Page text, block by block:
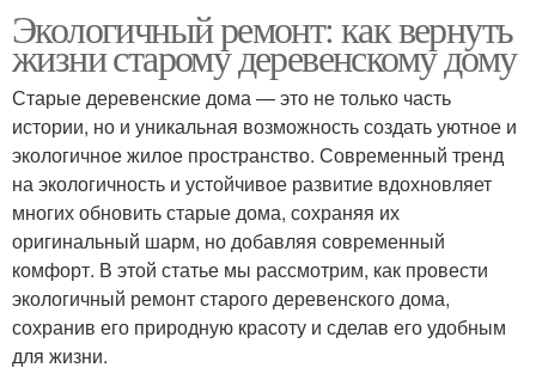
Экологичный ремонт: как вернуть
жизни старому деревенскому дому
Старые деревенские дома — это не только часть
истории, но и уникальная возможность создать уютное и
экологичное жилое пространство. Современный тренд
на экологичность и устойчивое развитие вдохновляет
многих обновить старые дома, сохраняя их
оригинальный шарм, но добавляя современный
комфорт. В этой статье мы рассмотрим, как провести
экологичный ремонт старого деревенского дома,
сохранив его природную красоту и сделав его удобным
для жизни.